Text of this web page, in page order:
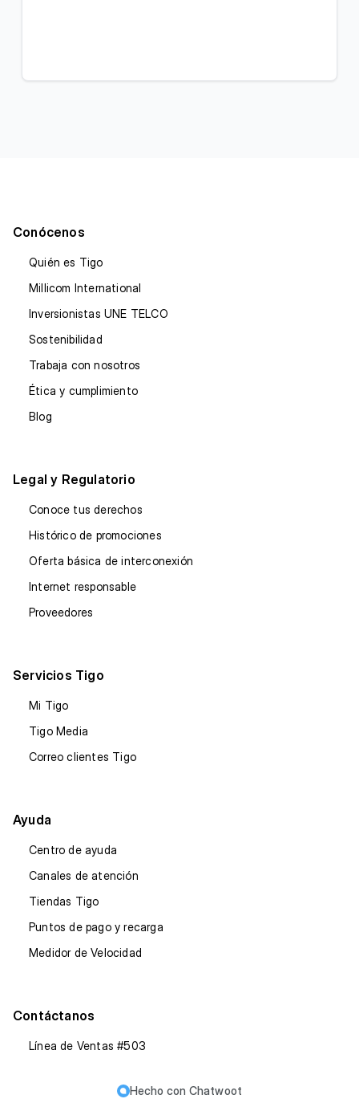
Conócenos
Quién es Tigo
Millicom International
Inversionistas UNE TELCO
Sostenibilidad
Trabaja con nosotros
Ética y cumplimiento
Blog
Legal y Regulatorio
Conoce tus derechos
Histórico de promociones
Oferta básica de interconexión
Internet responsable
Proveedores
Servicios Tigo
Mi Tigo
Tigo Media
Correo clientes Tigo
Ayuda
Centro de ayuda
Canales de atención
Tiendas Tigo
Puntos de pago y recarga
Medidor de Velocidad
Contáctanos
Línea de Ventas #503
Hecho con Chatwoot